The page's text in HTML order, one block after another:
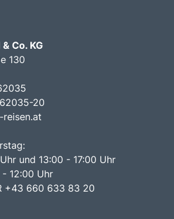
Co. KG
130
20
reisen.at
und 13:00 - 17:00 Uhr
12:00 Uhr
+43 660 633 83 20